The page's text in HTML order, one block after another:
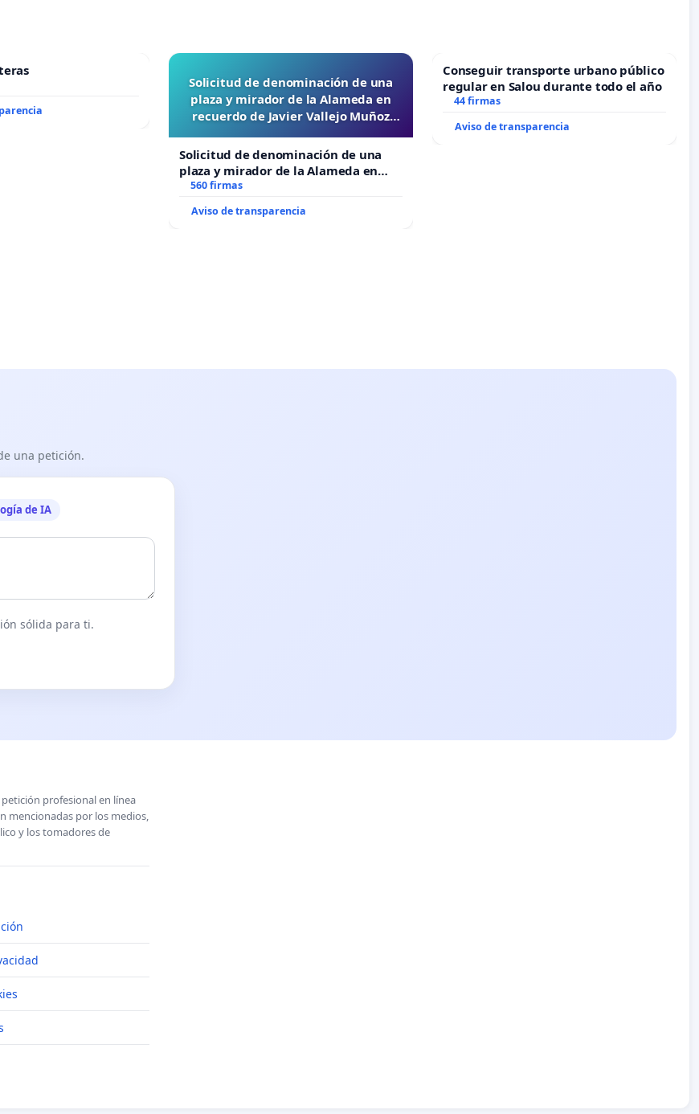
Solicitud de denominación de una
plaza y mirador de la Alameda en
recuerdo de Javier Vallejo Muñoz
Solicitud de denominación de una
plaza y mirador de la Alameda en
recuerdo de Javier Vallejo Muñoz
“Mazinger”
560 firmas
Aviso de transparencia
Conseguir transporte urbano público
regular en Salou durante todo el año
44 firmas
Aviso de transparencia
una petición.
de IA
sólida para ti.
profesional en línea
mencionadas por los medios,
y los tomadores de